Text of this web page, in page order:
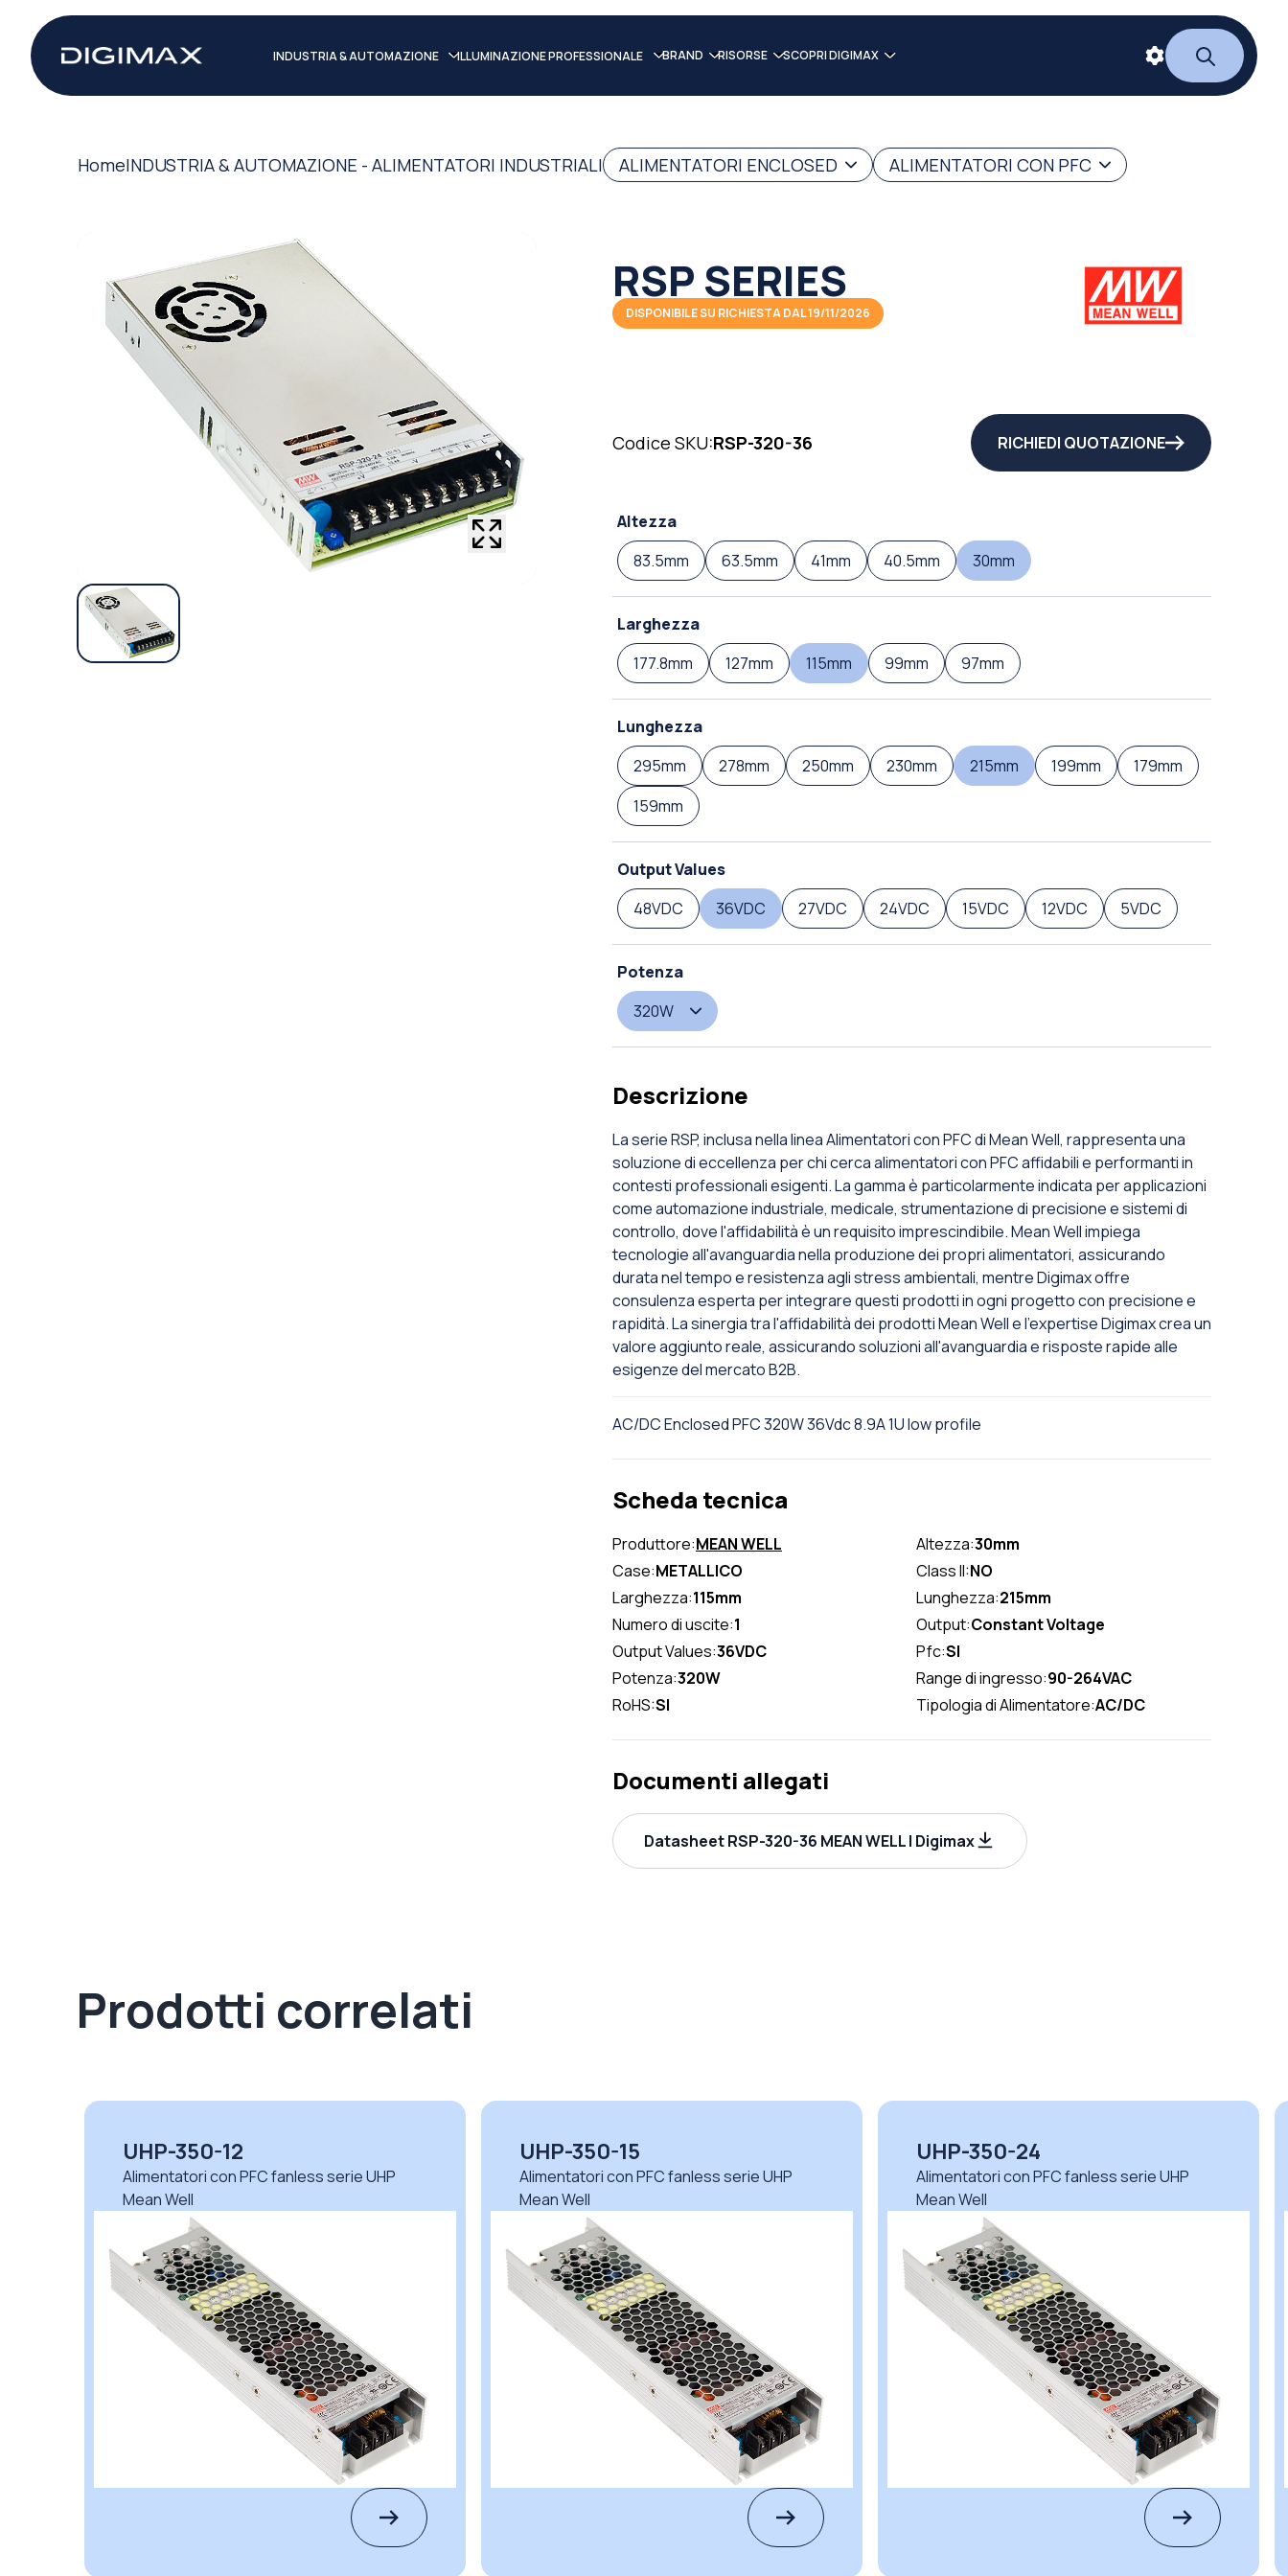
INDUSTRIA & AUTOMAZIONE ILLUMINAZIONE PROFESSIONALE BRAND RISORSE SCOPRI DIGIMAX
HomeINDUSTRIA & AUTOMAZIONE - ALIMENTATORI INDUSTRIALI ALIMENTATORI ENCLOSED ALIMENTATORI CON PFC
RSP SERIES
DISPONIBILE SU RICHIESTA DAL 19/11/2026
Codice SKU:RSP-320-36 RICHIEDI QUOTAZIONE
Altezza
83.5mm
63.5mm 41mm 40.5mm 30mm
Larghezza
177.8mm
127mm 115mm 99mm 97mm
Lunghezza
295mm
278mm 250mm 230mm 215mm 199mm
179mm
159mm
Output Values
48VDC
36VDC 27VDC 24VDC 15VDC 12VDC 5VDC
Potenza
320W
Descrizione
La serie RSP, inclusa nella linea Alimentatori con PFC di Mean Well, rappresenta una
soluzione di eccellenza per chi cerca alimentatori con PFC affidabili e performanti in
contesti professionali esigenti. La gamma è particolarmente indicata per applicazioni
come automazione industriale, medicale, strumentazione di precisione e sistemi di
controllo, dove l'affidabilità è un requisito imprescindibile. Mean Well impiega
tecnologie all'avanguardia nella produzione dei propri alimentatori, assicurando
durata nel tempo e resistenza agli stress ambientali, mentre Digimax offre
consulenza esperta per integrare questi prodotti in ogni progetto con precisione e
rapidità. La sinergia tra l'affidabilità dei prodotti Mean Well e l'expertise Digimax crea un
valore aggiunto reale, assicurando soluzioni all'avanguardia e risposte rapide alle
esigenze del mercato B2B.
AC/DC Enclosed PFC 320W 36Vdc 8.9A 1U low profile
Scheda tecnica
Produttore:MEAN WELL Altezza:30mm
Case:METALLICO Class II:NO
Larghezza:115mm Lunghezza:215mm
Numero di uscite:1 Output:Constant Voltage
Output Values:36VDC Pfc:SI
Potenza:320W Range di ingresso:90-264VAC
RoHS:SI Tipologia di Alimentatore:AC/DC
Documenti allegati
Datasheet RSP-320-36 MEAN WELL | Digimax
Prodotti correlati
UHP-350-15
Alimentatori con PFC fanless serie UHP
Mean Well
UHP-350-24
Alimentatori con PFC fanless serie UHP
Mean Well
UHP-350-36
Alimentatori con PFC fanless serie UHP
Mean Well